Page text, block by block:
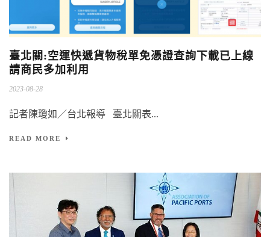
臺北關:空運快遞貨物稅單免憑證查詢下載已上線
請商民多加利用
2023-08-28
記者陳瓊如／台北報導 臺北關表...
READ MORE